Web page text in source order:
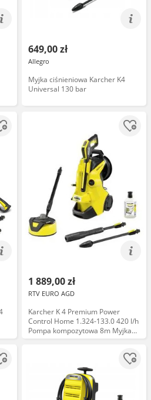
649,00 zł
Allegro
Myjka ciśnieniowa Karcher K4
Universal 130 bar
1 889,00 zł
RTV EURO AGD
Karcher K 4 Premium Power
Control Home 1.324-133.0 420 l/h
Pompa kompozytowa 8m Myjka
ciśnieniowa